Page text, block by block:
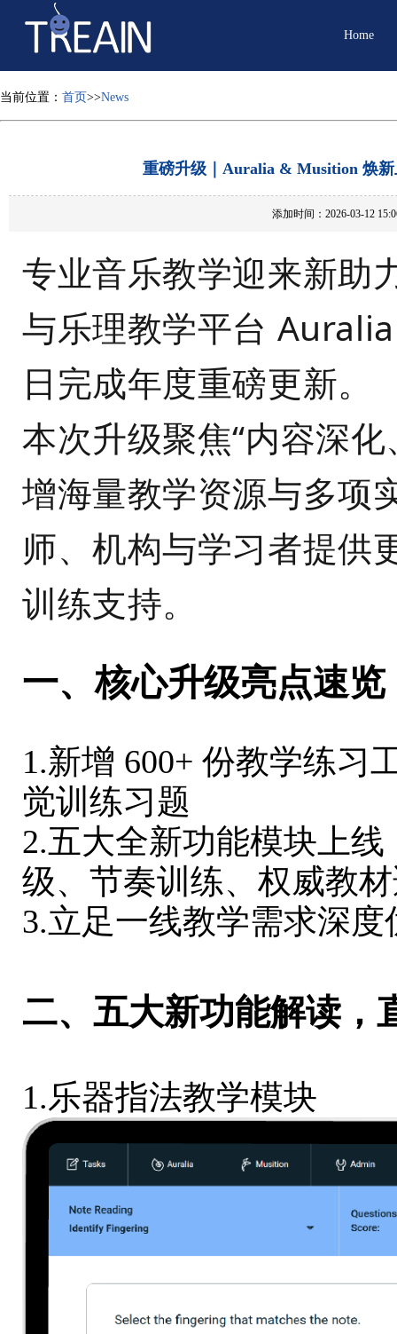
Home
当前位置： 首页>>News
重磅升级｜Auralia & Musition 焕
添加时间：2026-03-12
专业音乐教学迎来新助
与乐理教学平台
日完成年度重磅更新。
本次升级聚焦“内容深
增海量教学资源与多项
师、机构与学习者提供
训练支持。
一、核心升级亮点速览
1.新增 600+ 份教学练习
觉训练习题
2.五大全新功能模块上
级、节奏训练、权威教
3.立足一线教学需求深度
二、五大新功能解读
1.乐器指法教学模块